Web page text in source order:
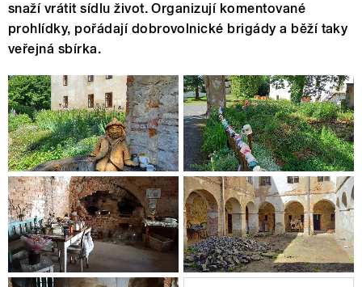
snaží vrátit sídlu život. Organizují komentované
prohlídky, pořádají dobrovolnické brigády a běží taky
veřejná sbírka.